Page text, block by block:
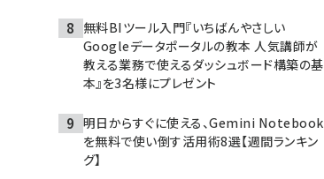
無料BIツール入門『いちばんやさしい
Googleデータポータルの教本 人気講師が
教える業務で使えるダッシュボード構築の基
本』を3名様にプレゼント
明日からすぐに使える、Gemini Notebook
を無料で使い倒す活用術8選【週間ランキン
グ】